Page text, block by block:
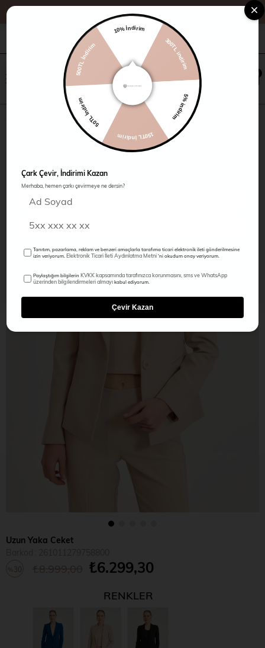
+90 216 485 60 90 Kampanyalar
0
Uzun Yaka Ceket
₺6.299,30
RENKLER
10% İndirim
300TL indirim
5% indirim
150TL İndirim
50TL İndirim
500TL İndirim
Çark Çevir, İndirimi Kazan
Merhaba, hemen çarkı çevirmeye ne dersin?
Tanıtım, pazarlama, reklam ve benzeri amaçlarla tarafıma ticari elektronik ileti gönderilmesine
izin veriyorum.Elektronik Ticari İleti Aydınlatma Metni'ni okudum onay veriyorum.
Paylaştığım bilgilerinKVKK kapsamında tarafınızca korunmasını, sms ve WhatsApp
üzerinden bilgilendirmeleri almayıkabul ediyorum.
Çevir Kazan